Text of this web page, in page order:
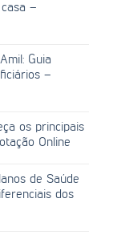
–
Guia
–
os principais
Online
de Saúde
dos